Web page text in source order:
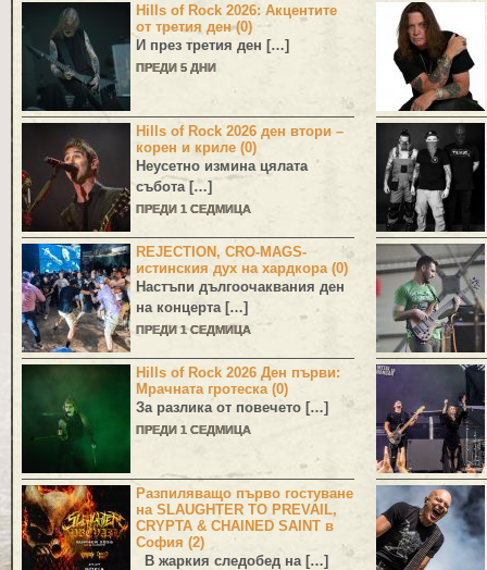
Hills of Rock 2026: Акцентите
от третия ден (0)
И през третия ден […]
ПРЕДИ 5 ДНИ
Hills of Rock 2026 ден втори –
корен и криле (0)
Неусетно измина цялата
събота […]
ПРЕДИ 1 СЕДМИЦА
REJECTION, CRO-MAGS-
истинския дух на хардкора (0)
Настъпи дългоочаквания ден
на концерта […]
ПРЕДИ 1 СЕДМИЦА
Hills of Rock 2026 Ден първи:
Мрачната гротеска (0)
За разлика от повечето […]
ПРЕДИ 1 СЕДМИЦА
Разпиляващо първо гостуване
на SLAUGHTER TO PREVAIL,
CRYPTA & CHAINED SAINT в
София (2)
В жаркия следобед на […]